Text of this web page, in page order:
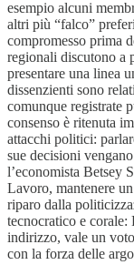
esempio alcuni
altri più “falco”
compromesso prima
regionali discutono a
presentare una linea
dissenzienti sono
comunque registrate
consenso è ritenuta
attacchi politici:
sue decisioni
l’economista Betsey
Lavoro, mantenere
riparo dalla
tecnocratico e
indirizzo, vale un
con la forza delle